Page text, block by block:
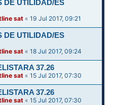
DE UTILIDAD/ES
sat «19 Jul 2017, 09:21
DE UTILIDAD/ES
sat «18 Jul 2017, 09:24
37.26
sat «15 Jul 2017, 07:30
37.26
sat «15 Jul 2017, 07:30